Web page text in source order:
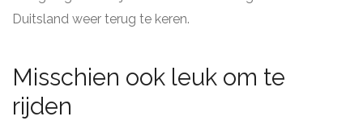
Duitsland weer terug te keren.
Misschien ook leuk om te
rijden